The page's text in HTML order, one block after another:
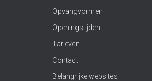
Opvangvormen
Openingstijden
Tarieven
Contact
Belangrijke websites